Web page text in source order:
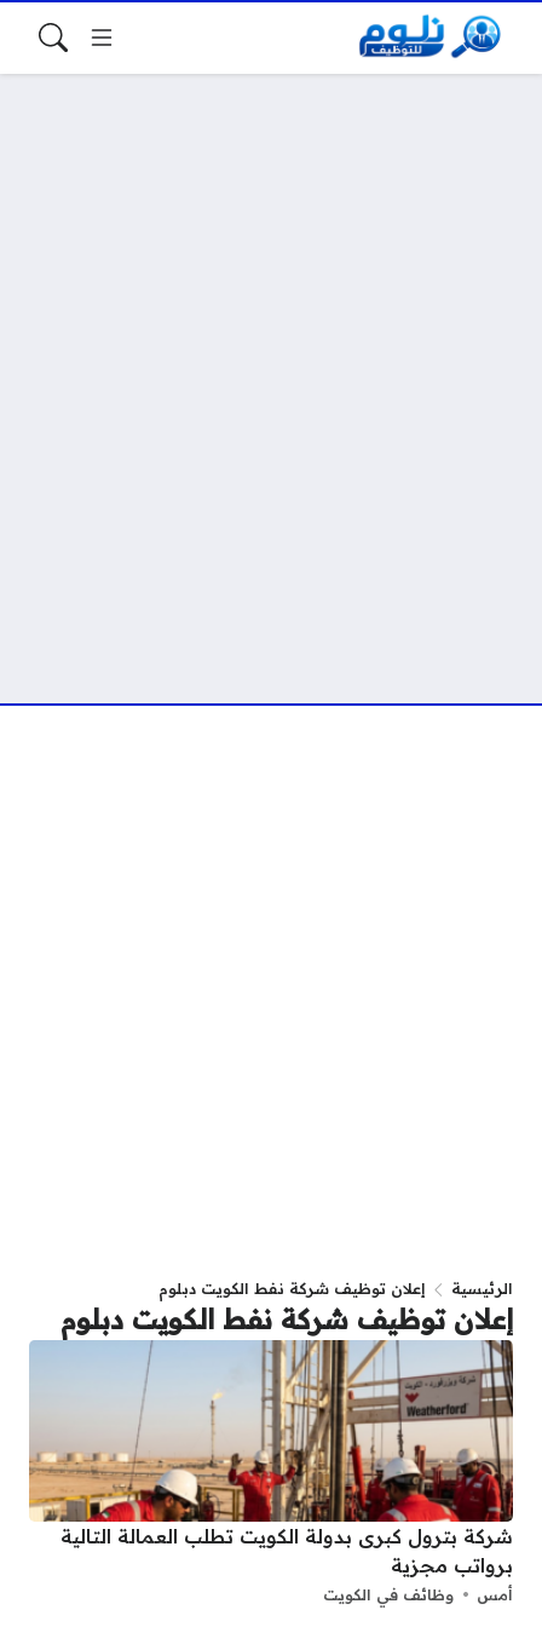
الرئيسية إعلان توظيف شركة نفط الكويت دبلوم
إعلان توظيف شركة نفط الكويت دبلوم
شركة بترول كبرى بدولة الكويت تطلب العمالة التالية
برواتب مجزية
أمس وظائف في الكويت